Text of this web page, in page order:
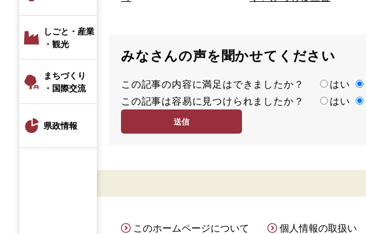
しごと・産業
・観光
まちづくり
・国際交流
県政情報
みなさんの声を聞かせてください
満
足
この記事の内容に満足はできましたか？ はい
容
度
この記事は容易に見つけられましたか？ はい
このホームページについて 個人情報の取扱い